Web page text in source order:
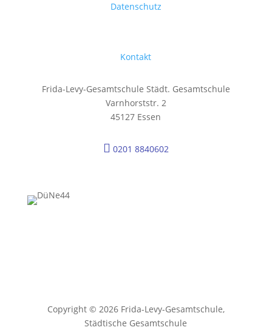
Datenschutz
Kontakt
Frida-Levy-Gesamtschule Städt. Gesamtschule
Varnhorststr. 2
45127 Essen
 0201 8840602
Copyright © 2026 Frida-Levy-Gesamtschule,
Städtische Gesamtschule